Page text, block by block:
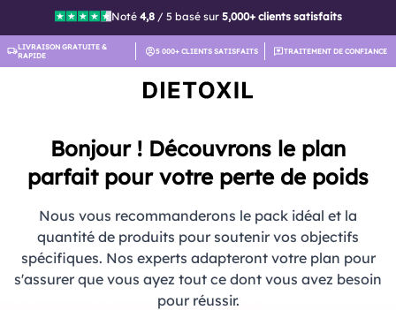
Noté 4,8/ 5 basé sur 5,000+ clients satisfaits
LIVRAISON GRATUITE &
RAPIDE
5 000+ CLIENTS SATISFAITS TRAITEMENT DE CONFIANCE
Bonjour ! Découvrons le plan
parfait pour votre perte de poids
Nous vous recommanderons le pack idéal et la
quantité de produits pour soutenir vos objectifs
spécifiques. Nos experts adapteront votre plan pour
s'assurer que vous ayez tout ce dont vous avez besoin
pour réussir.